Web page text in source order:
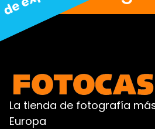
La tienda de fotografía
Europa